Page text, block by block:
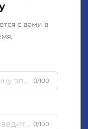
с вами в
0/100
0/100